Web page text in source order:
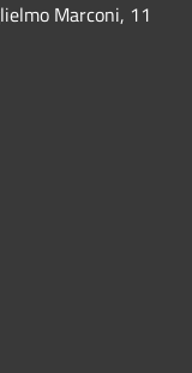
Marconi, 11